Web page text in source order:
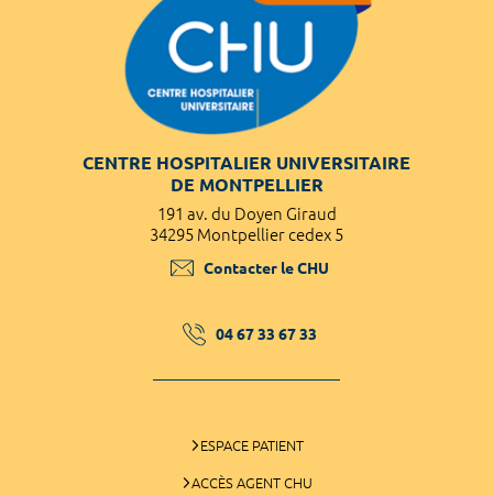
CENTRE HOSPITALIER UNIVERSITAIRE
DE MONTPELLIER
191 av. du Doyen Giraud
34295 Montpellier cedex 5
Contacter le CHU
04 67 33 67 33
ESPACE PATIENT
ACCÈS AGENT CHU